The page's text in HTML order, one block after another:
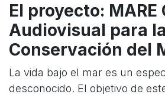
El proyecto:
Audiovisual para la
Conservación del
La vida bajo el mar es un
desconocido. El objetivo de